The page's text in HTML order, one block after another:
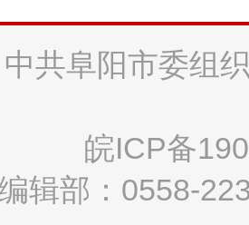
共阜阳市委组
皖ICP备
辑部：0558-